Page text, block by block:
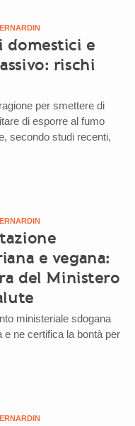
domestici e
rischi
per smettere di
di esporre al fumo
secondo studi recenti,
e vegana:
del Ministero
ministeriale sdogana
e ne certifica la bontà per